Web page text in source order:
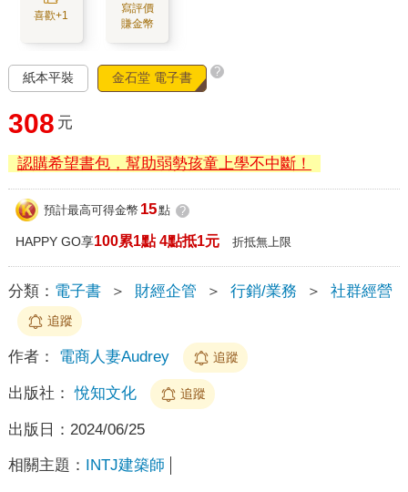
喜歡+1
寫評價
賺金幣
紙本平裝 金石堂 電子書 ?
308 元
認購希望書包，幫助弱勢孩童上學不中斷！
預計最高可得金幣 15點 ?
HAPPY GO享100累1點 4點抵1元 折抵無上限
分類： 電子書 ＞ 財經企管 ＞ 行銷/業務 ＞ 社群經營
追蹤
作者： 電商人妻Audrey 追蹤
出版社： 悅知文化 追蹤
出版日： 2024/06/25
相關主題： INTJ建築師